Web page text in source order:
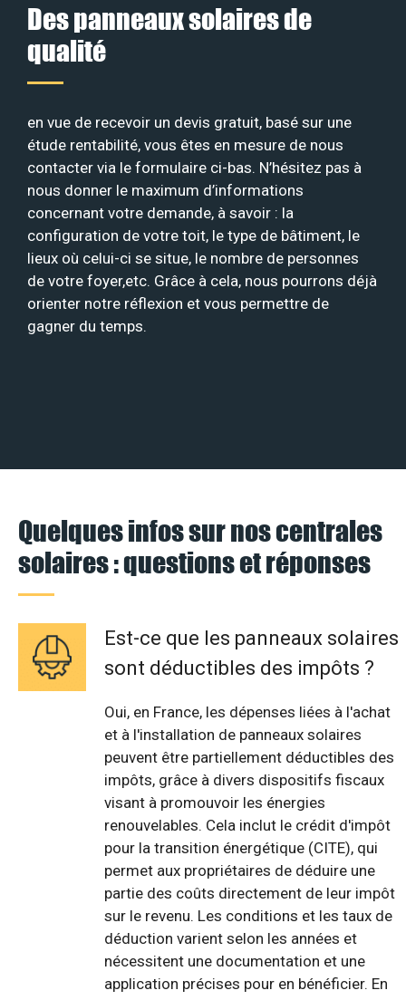
Des panneaux solaires de
qualité
en vue de recevoir un devis gratuit, basé sur une
étude rentabilité, vous êtes en mesure de nous
contacter via le formulaire ci-bas. N’hésitez pas à
nous donner le maximum d’informations
concernant votre demande, à savoir : la
configuration de votre toit, le type de bâtiment, le
lieux où celui-ci se situe, le nombre de personnes
de votre foyer,etc. Grâce à cela, nous pourrons déjà
orienter notre réflexion et vous permettre de
gagner du temps.
Quelques infos sur nos centrales
solaires : questions et réponses
Est-ce que les panneaux solaires
sont déductibles des impôts ?
Oui, en France, les dépenses liées à l'achat
et à l'installation de panneaux solaires
peuvent être partiellement déductibles des
impôts, grâce à divers dispositifs fiscaux
visant à promouvoir les énergies
renouvelables. Cela inclut le crédit d'impôt
pour la transition énergétique (CITE), qui
permet aux propriétaires de déduire une
partie des coûts directement de leur impôt
sur le revenu. Les conditions et les taux de
déduction varient selon les années et
nécessitent une documentation et une
application précises pour en bénéficier. En